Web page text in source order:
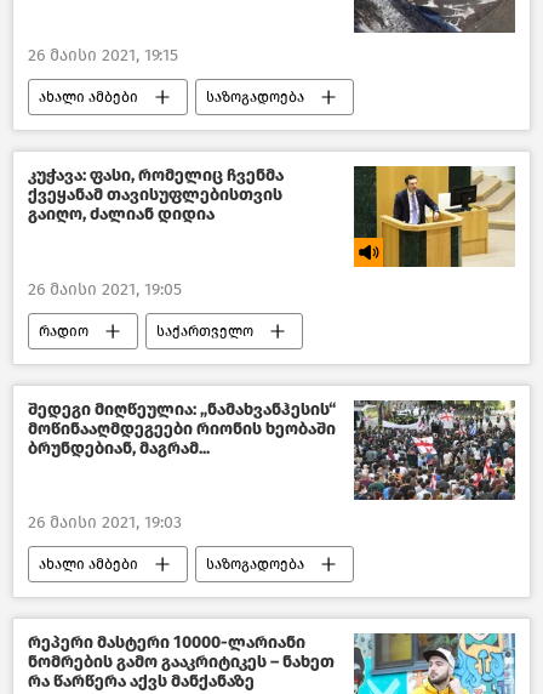
26 მაისი 2021, 19:15
ახალი ამბები საზოგადოება
საქართველო
კუჭავა: ფასი, რომელიც ჩვენმა
ქვეყანამ თავისუფლებისთვის
გაიღო, ძალიან დიდია
26 მაისი 2021, 19:05
რადიო საქართველო
შედეგი მიღწეულია: „ნამახვანჰესის“
მოწინააღმდეგეები რიონის ხეობაში
ბრუნდებიან, მაგრამ...
26 მაისი 2021, 19:03
ახალი ამბები საზოგადოება
საქართველო
რეპერი მასტერი 10000-ლარიანი
ნომრების გამო გააკრიტიკეს – ნახეთ
რა წარწერა აქვს მანქანაზე